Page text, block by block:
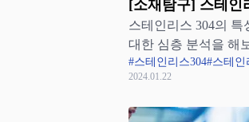
[소재탐구] 스테인
보자
스테인리스 304의
대한 심층 분석을 해
#스테인리스304#스테인
2024.01.22